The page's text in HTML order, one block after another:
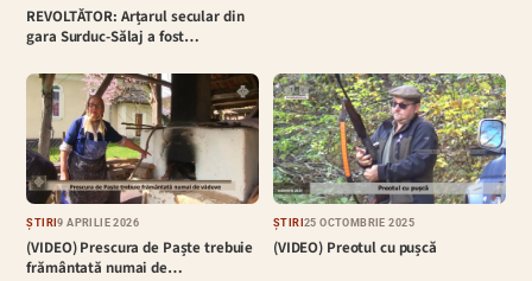
REVOLTĂTOR: Arțarul secular din
gara Surduc-Sălaj a fost…
ȘTIRI9 APRILIE 2026
(VIDEO) Prescura de Paște trebuie
frământată numai de…
ȘTIRI25 OCTOMBRIE 2025
(VIDEO) Preotul cu pușcă